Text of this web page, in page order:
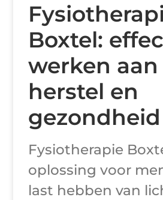
Boxtel:
werken aan
herstel en
gezondheid
Fysiotherapie
oplossing voor
last hebben van